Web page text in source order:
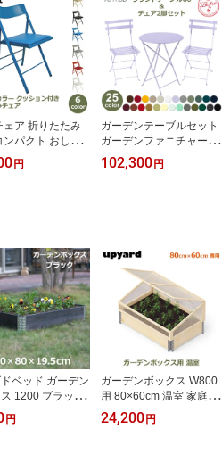
シン
ンプル お
ェア 折りたたみ
ンパクト おしゃ
折りたたみチ
型 オフィスチェ
Cushion 送料
チール 自宅 会議
ホワイト ブラッ
円
ガーデンテーブルセット
ガーデンファニチャー 屋
外 ガーデン テーブル フ
ェルモブ ビストロ チェ
102,300 円
ベッド ガーデン
1200 ブラック
園 枠 花壇 園芸
フレーム 木製 日
円
ガーデンボックス W800
用 80×60cm 温室 家庭菜
園 プランター 大型 丈夫
おしゃれ UPYARD アッ
24,200 円